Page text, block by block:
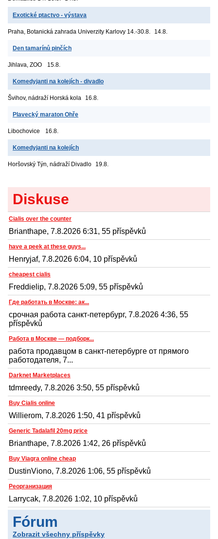
Exotické ptactvo - výstava
Praha, Botanická zahrada Univerzity Karlovy 14.-30.8. 14.8.
Den tamarínů pinčích
Jihlava, ZOO 15.8.
Komedyjanti na kolejích - divadlo
Švihov, nádraží Horská kola 16.8.
Plavecký maraton Ohře
Libochovice 16.8.
Komedyjanti na kolejích
Horšovský Týn, nádraží Divadlo 19.8.
Diskuse
Cialis over the counter
Brianthape, 7.8.2026 6:31, 55 příspěvků
have a peek at these guys...
Henryjaf, 7.8.2026 6:04, 10 příspěvků
cheapest cialis
Freddielip, 7.8.2026 5:09, 55 příspěvků
Где работать в Москве: ак...
срочная работа санкт-петербург, 7.8.2026 4:36, 55
příspěvků
Работа в Москве — подборк...
работа продавцом в санкт-петербурге от прямого
работодателя, 7...
Darknet Marketplaces
tdmreedy, 7.8.2026 3:50, 55 příspěvků
Buy Cialis online
Willierom, 7.8.2026 1:50, 41 příspěvků
Generic Tadalafil 20mg price
Brianthape, 7.8.2026 1:42, 26 příspěvků
Buy Viagra online cheap
DustinViono, 7.8.2026 1:06, 55 příspěvků
Реорганизация
Larrycak, 7.8.2026 1:02, 10 příspěvků
Fórum
Zobrazit všechny příspěvky